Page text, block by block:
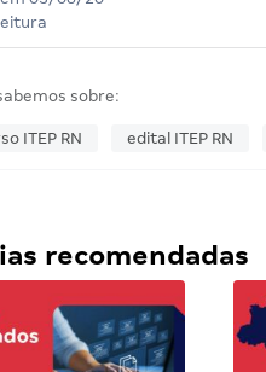
sobre:
ITEP RN edital ITEP RN
recomendadas